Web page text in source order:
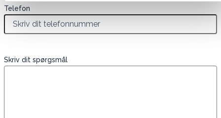
Telefon
Skriv dit spørgsmål